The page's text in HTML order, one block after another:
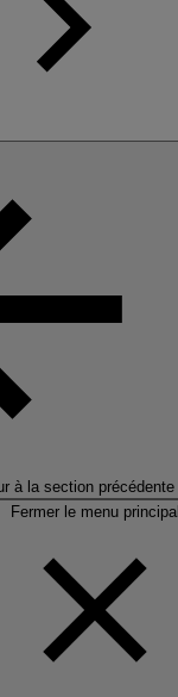
à la section précédente
Fermer le menu principal